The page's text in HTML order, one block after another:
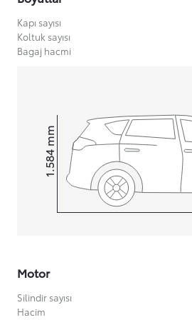
Kapı sayısı
Koltuk sayısı
Bagaj hacmi
Height1.584
mm
Motor
Silindir sayısı
Hacim